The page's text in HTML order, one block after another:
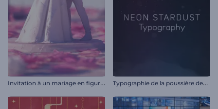
I
nvitation à un mariage en figurine T
ypographie de la poussière des étoiles de néon